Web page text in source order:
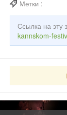
Метки :
Ссылка на эту
kannskom-